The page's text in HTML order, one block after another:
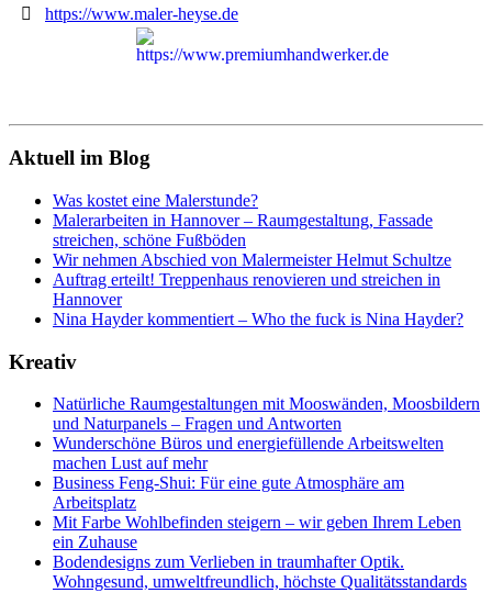
https://www.maler-heyse.de
Aktuell im Blog
Was kostet eine Malerstunde?
Malerarbeiten in Hannover – Raumgestaltung, Fassade
streichen, schöne Fußböden
Wir nehmen Abschied von Malermeister Helmut Schultze
Auftrag erteilt! Treppenhaus renovieren und streichen in
Hannover
Nina Hayder kommentiert – Who the fuck is Nina Hayder?
Kreativ
Natürliche Raumgestaltungen mit Mooswänden, Moosbildern
und Naturpanels – Fragen und Antworten
Wunderschöne Büros und energiefüllende Arbeitswelten
machen Lust auf mehr
Business Feng-Shui: Für eine gute Atmosphäre am
Arbeitsplatz
Mit Farbe Wohlbefinden steigern – wir geben Ihrem Leben
ein Zuhause
Bodendesigns zum Verlieben in traumhafter Optik.
Wohngesund, umweltfreundlich, höchste Qualitätsstandards